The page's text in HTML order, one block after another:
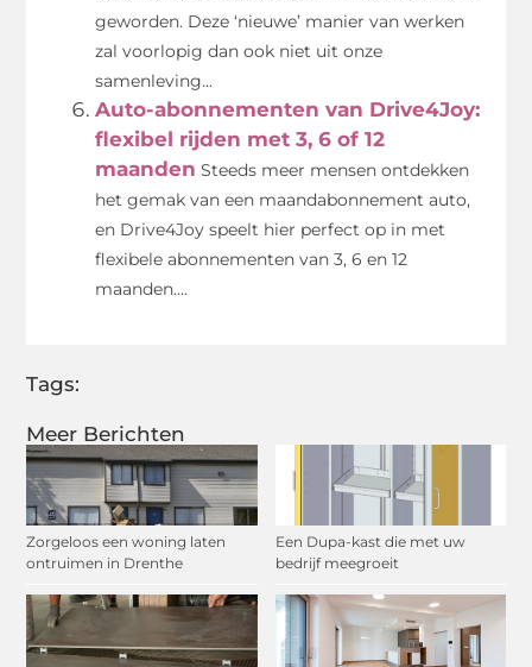
Meer Berichten
Zorgeloos een woning laten
ontruimen in Drenthe
Een Dupa-kast die met uw
bedrijf meegroeit
geworden. Deze ‘nieuwe’ manier van werken
zal voorlopig dan ook niet uit onze
samenleving...
Auto-abonnementen van Drive4Joy:
flexibel rijden met 3, 6 of 12
maanden Steeds meer mensen ontdekken
het gemak van een maandabonnement auto,
en Drive4Joy speelt hier perfect op in met
flexibele abonnementen van 3, 6 en 12
maanden....
Tags: